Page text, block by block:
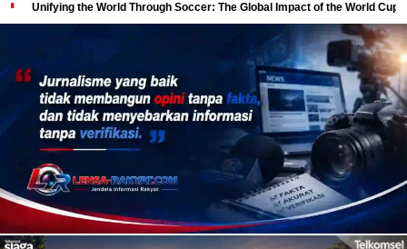
Unifying the World Through Soccer: The Global Impact of the World Cup